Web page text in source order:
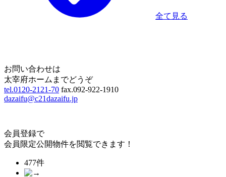
全て見る
お問い合わせは
太宰府ホームまでどうぞ
tel.0120-2121-70 fax.092-922-1910
dazaifu@c21dazaifu.jp
会員登録で
会員限定公開物件を閲覧できます！
477件